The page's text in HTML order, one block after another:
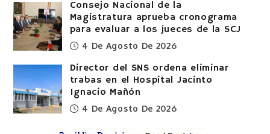
Consejo Nacional de la
Magistratura aprueba cronograma
para evaluar a los jueces de la SCJ
4 De Agosto De 2026
Director del SNS ordena eliminar
trabas en el Hospital Jacinto
Ignacio Mañón
4 De Agosto De 2026